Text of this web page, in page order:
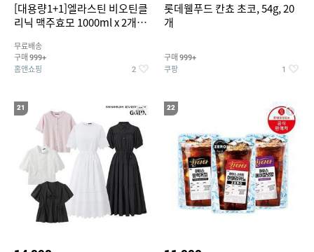
[대용량1+1]엘라스틴 비오틴클
리닉 맥주효모 1000ml x 2개
무료배송
구매 999+
홈앤쇼핑 2
롯데웰푸드 칸쵸 초코, 54g, 20
개
구매 999+
쿠팡 1
21 22